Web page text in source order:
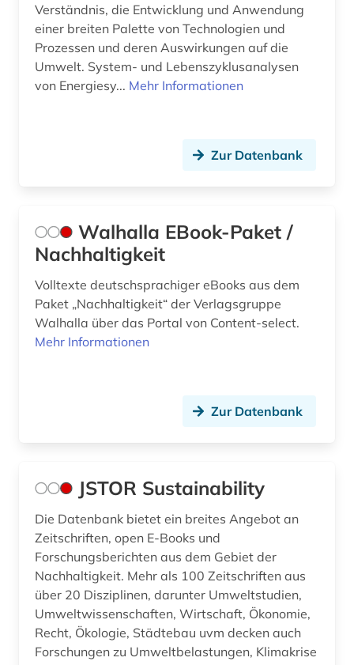
Verständnis, die Entwicklung und Anwendung
einer breiten Palette von Technologien und
Prozessen und deren Auswirkungen auf die
Umwelt. System- und Lebenszyklusanalysen
von Energiesy... Mehr Informationen
Zur Datenbank
Walhalla EBook-Paket /
Nachhaltigkeit
Volltexte deutschsprachiger eBooks aus dem
Paket „Nachhaltigkeit“ der Verlagsgruppe
Walhalla über das Portal von Content-select.
Mehr Informationen
Zur Datenbank
JSTOR Sustainability
Die Datenbank bietet ein breites Angebot an
Zeitschriften, open E-Books und
Forschungsberichten aus dem Gebiet der
Nachhaltigkeit. Mehr als 100 Zeitschriften aus
über 20 Disziplinen, darunter Umweltstudien,
Umweltwissenschaften, Wirtschaft, Ökonomie,
Recht, Ökologie, Städtebau uvm decken auch
Forschungen zu Umweltbelastungen, Klimakrise